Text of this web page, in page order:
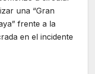
una “Gran
frente a la
en el incidente